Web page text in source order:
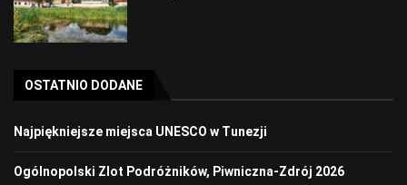
OSTATNIO DODANE
Najpiękniejsze miejsca UNESCO w Tunezji
Ogólnopolski Zlot Podróżników, Piwniczna-Zdrój 2026